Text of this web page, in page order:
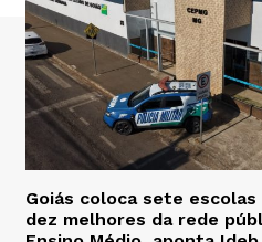
Goiás coloca sete
dez melhores da rede